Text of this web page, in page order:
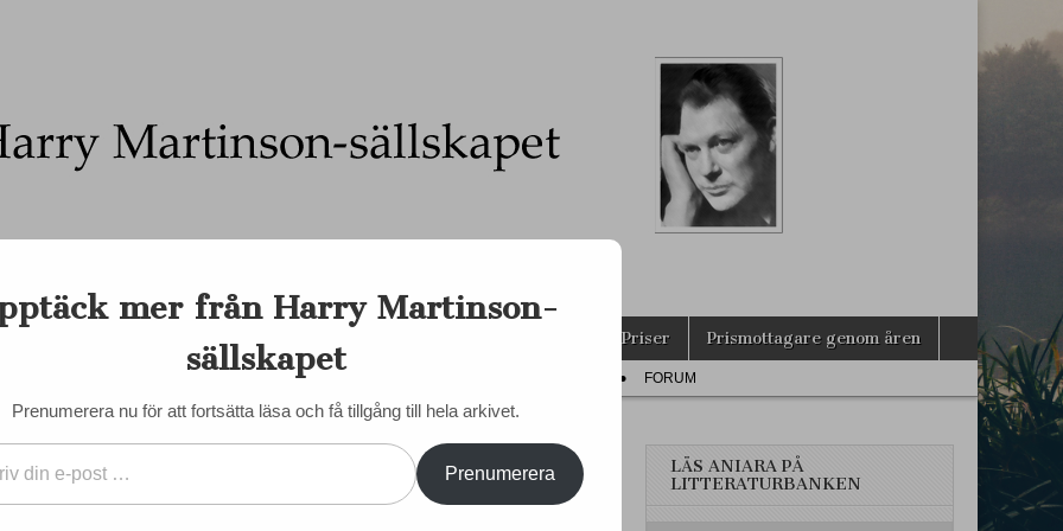
sällskapet Priser Prismottagare genom åren
FORUM
av
LÄS ANIARA PÅ
LITTERATURBANKEN
mer från Harry Martinson-
sällskapet
Prenumerera nu för att fortsätta läsa och få tillgång till hela arkivet.
Prenumerera